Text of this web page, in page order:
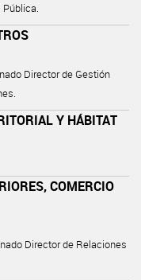
Director de Gestión
Y HÁBITAT
COMERCIO
Director de Relaciones